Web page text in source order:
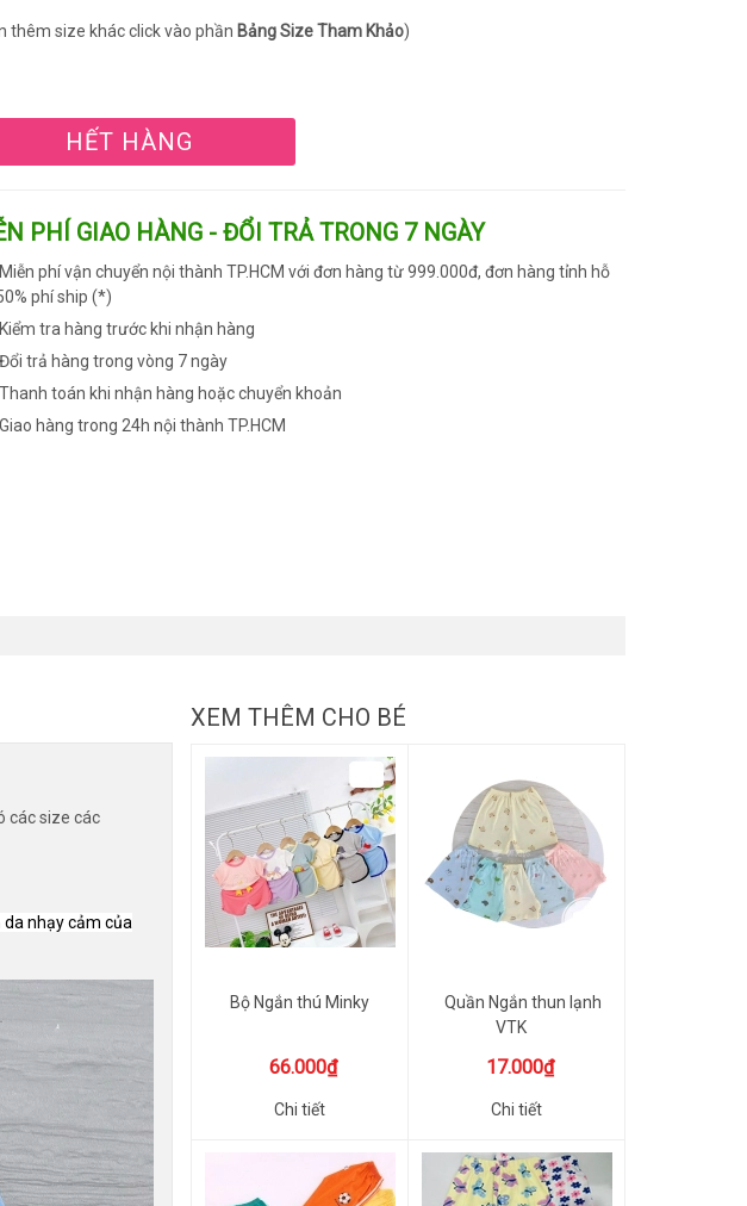
thêm size khác click vào phần Bảng Size Tham Khảo)
HẾT HÀNG
PHÍ GIAO HÀNG - ĐỔI TRẢ TRONG 7 NGÀY
Miễn phí vận chuyển nội thành TP.HCM với đơn hàng từ 999.000đ, đơn hàng tỉnh hỗ
phí ship (*)
Kiểm tra hàng trước khi nhận hàng
Đổi trả hàng trong vòng 7 ngày
Thanh toán khi nhận hàng hoặc chuyển khoản
Giao hàng trong 24h nội thành TP.HCM
các size các
nhạy cảm của
XEM THÊM CHO BÉ
Bộ Ngắn thú Minky
66.000₫
Chi tiết
Quần Ngắn thun lạnh
VTK
17.000₫
Chi tiết